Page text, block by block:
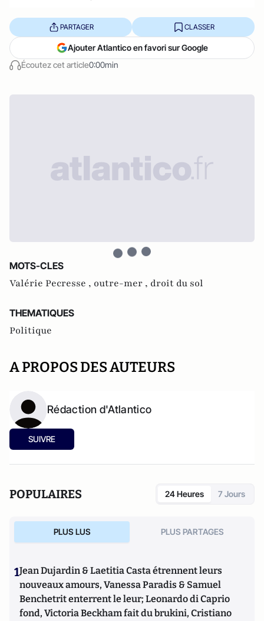
Écoutez cet article0:00min
PARTAGER CLASSER
Ajouter Atlantico en favori sur Google
MOTS-CLES
Valérie Pecresse , outre-mer , droit du sol
THEMATIQUES
Politique
A PROPOS DES AUTEURS
Rédaction d'Atlantico
SUIVRE
POPULAIRES 24 Heures 7 Jours
PLUS LUS PLUS PARTAGES
1Jean Dujardin & Laetitia Casta étrennent leurs
nouveaux amours, Vanessa Paradis & Samuel
Benchetrit enterrent le leur; Leonardo di Caprio
fond, Victoria Beckham fait du brukini, Cristiano